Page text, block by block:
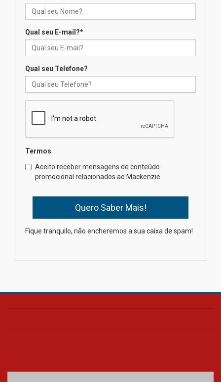
das novas tecnologias em
calouros do segundo semestre
04.08.2026
Brasília prepara seus
estudantes para o PAS antes
mesmo do Ensino Médio
na educação dos filhos além da
Qual seu E-mail?*
Qual seu Telefone?
Termos
Aceito receber mensagens de conteúdo
promocional relacionados ao Mackenzie
Fique tranquilo, não encheremos a sua caixa de spam!